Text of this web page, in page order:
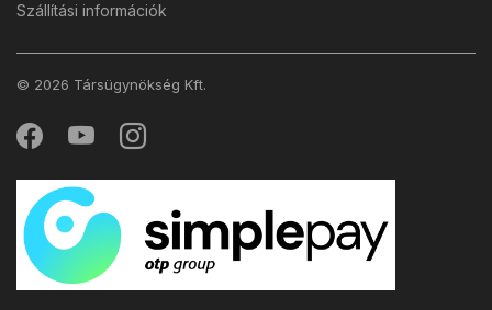
Szállítási információk
© 2026 Társügynökség Kft.